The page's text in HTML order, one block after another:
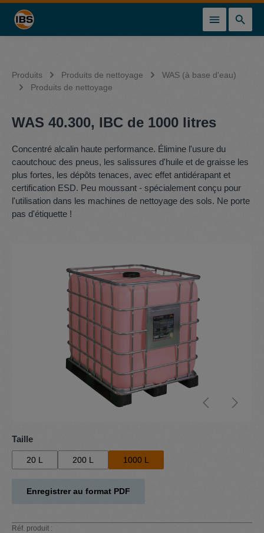
principal
Produits Produits de nettoyage
WAS (à base d'eau)
Produits de nettoyage
WAS 40.300, IBC de 1000 litres
Concentré alcalin haute performance. Élimine l'usure du
caoutchouc des pneus, les salissures d'huile et de graisse les
plus fortes, les dépôts tenaces, avec effet antidérapant et
certification ESD. Peu moussant - spécialement conçu pour
l'utilisation dans les machines de nettoyage des sols. Ne porte
pas d'étiquette !
Sélectionnez
Taille
20 L 200 L 1000 L
Enregistrer au format PDF
Réf. produit :